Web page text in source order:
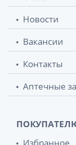
Новости
Вакансии
Контакты
Аптечные
Избранное